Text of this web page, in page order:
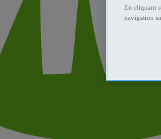
En cliquant
navigation